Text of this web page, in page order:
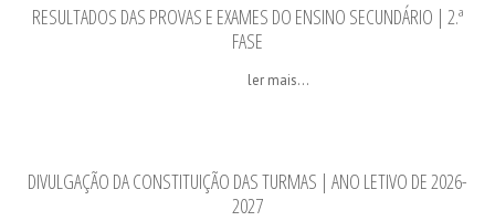
RESULTADOS DAS PROVAS E EXAMES DO ENSINO SECUNDÁRIO | 2.ª
FASE
ler mais...
DIVULGAÇÃO DA CONSTITUIÇÃO DAS TURMAS | ANO LETIVO DE 2026-
2027